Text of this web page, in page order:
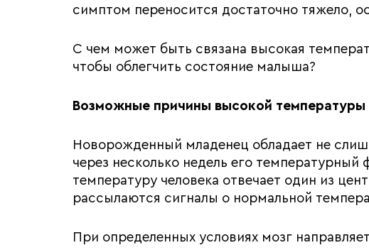
симптом переносится достаточно тяжело,
С чем может быть связана высокая
чтобы облегчить состояние малыша?
Возможные причины высокой температуры
Новорожденный младенец обладает не
через несколько недель его
температуру человека отвечает один из
рассылаются сигналы о нормальной
При определенных условиях мозг